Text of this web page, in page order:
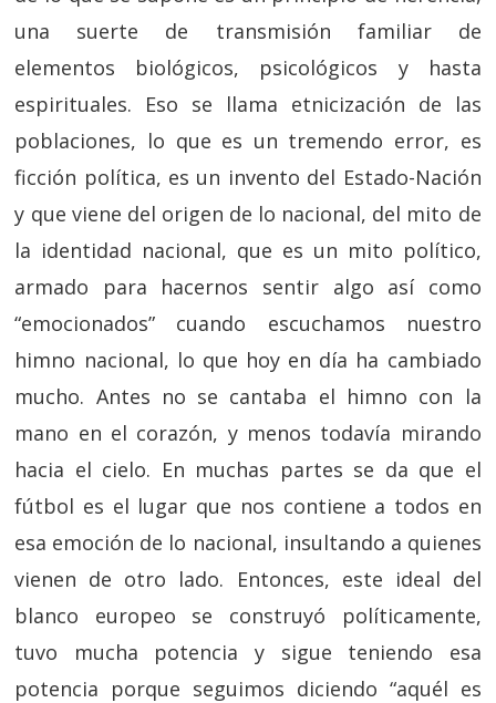
una suerte de transmisión familiar de
elementos biológicos, psicológicos y hasta
espirituales. Eso se llama etnicización de las
poblaciones, lo que es un tremendo error, es
ficción política, es un invento del Estado-Nación
y que viene del origen de lo nacional, del mito de
la identidad nacional, que es un mito político,
armado para hacernos sentir algo así como
“emocionados” cuando escuchamos nuestro
himno nacional, lo que hoy en día ha cambiado
mucho. Antes no se cantaba el himno con la
mano en el corazón, y menos todavía mirando
hacia el cielo. En muchas partes se da que el
fútbol es el lugar que nos contiene a todos en
esa emoción de lo nacional, insultando a quienes
vienen de otro lado. Entonces, este ideal del
blanco europeo se construyó políticamente,
tuvo mucha potencia y sigue teniendo esa
potencia porque seguimos diciendo “aquél es